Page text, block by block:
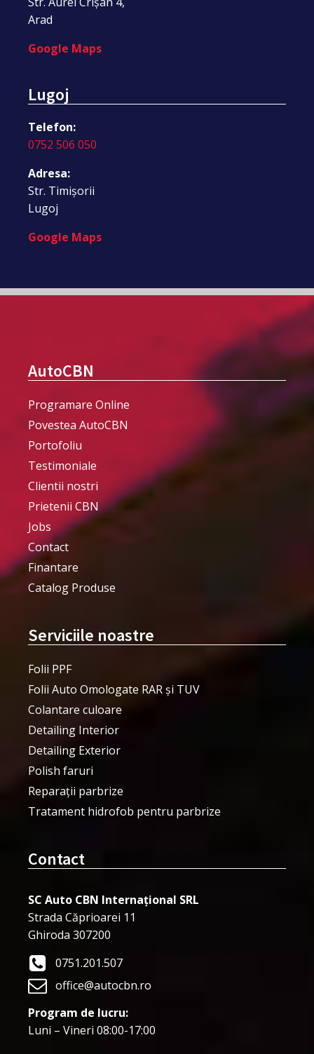
Arad
Google Maps
Lugoj
Telefon:
0752 506 050
Adresa:
Str. Timișorii
Lugoj
Google Maps
AutoCBN
Programare Online
Povestea AutoCBN
Portofoliu
Testimoniale
Clientii nostri
Prietenii CBN
Jobs
Contact
Finantare
Catalog Produse
Serviciile noastre
Folii PPF
Folii Auto Omologate RAR și TUV
Colantare culoare
Detailing Interior
Detailing Exterior
Polish faruri
Reparații parbrize
Tratament hidrofob pentru parbrize
Contact
SC Auto CBN Internațional SRL
Strada Căprioarei 11
Ghiroda 307200
0751.201.507
office@autocbn.ro
Program de lucru:
Luni – Vineri 08:00-17:00